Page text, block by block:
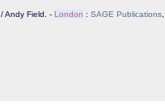
/ Andy Field. - London : SAGE Publications